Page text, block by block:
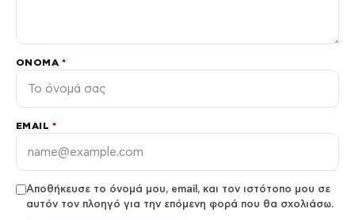
ΌΝΟΜΑ *
EMAIL *
Αποθήκευσε το όνομά μου, email, και τον ιστότοπο μου σε
αυτόν τον πλοηγό για την επόμενη φορά που θα σχολιάσω.